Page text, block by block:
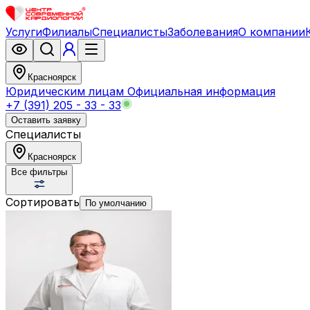
УслугиФилиалыСпециалистыЗаболеванияО компании
Красноярск
Юридическим лицам Официальная информация
+7 (391) 205 - 33 - 33
Оставить заявку
Специалисты
Красноярск
Все фильтры
Сортировать По умолчанию